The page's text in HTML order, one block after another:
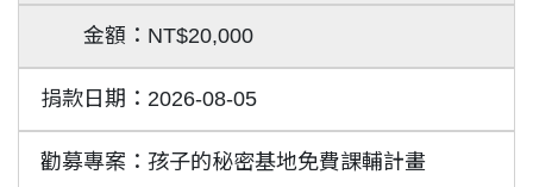
NT$20,000
2026-08-05
孩子的秘密基地免費課輔計畫